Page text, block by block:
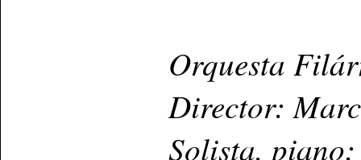
Orquesta
Director:
Solista,